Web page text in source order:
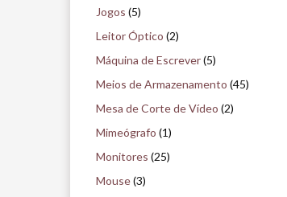
Jogos (5)
Leitor Óptico (2)
Máquina de Escrever(5)
Meios de Armazenamento (45)
Mesa de Corte de Vídeo (2)
Mimeógrafo (1)
Monitores (25)
Mouse(3)